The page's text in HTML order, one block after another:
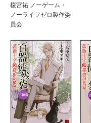
榎宮祐 ノーゲーム・
ノーライフゼロ製作委
員会